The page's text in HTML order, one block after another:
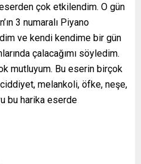
çok etkilendim. O gün
3 numaralı Piyano
ve kendi kendime bir gün
çalacağımı söyledim.
mutluyum. Bu eserin birçok
ciddiyet, melankoli, öfke, neşe,
bu harika eserde